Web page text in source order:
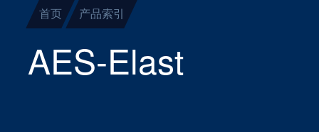
两部件密封
干气密封
首页 产品索引
AES-Elast